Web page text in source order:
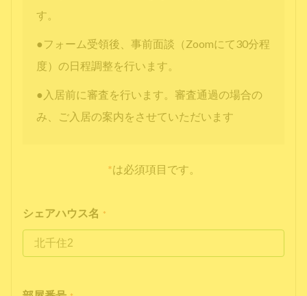
す。
●フォーム受領後、事前面談（Zoomにて30分程
度）の日程調整を行います。
●入居前に審査を行います。審査通過の場合の
み、ご入居の案内をさせていただいます
*は必須項目です。
シェアハウス名 *